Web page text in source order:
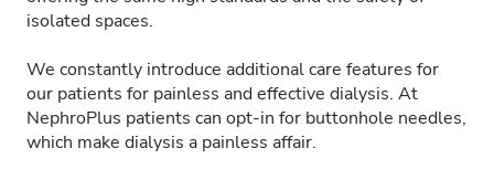
isolated spaces.
We constantly introduce additional care features for
our patients for painless and effective dialysis. At
NephroPlus patients can opt-in for buttonhole needles,
which make dialysis a painless affair.